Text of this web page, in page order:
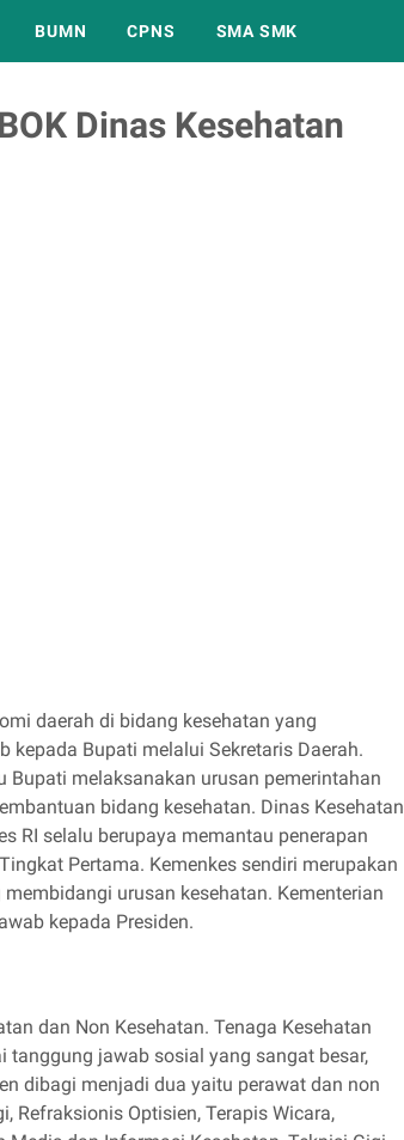
BUMN CPNS SMA SMK
Dinas Kesehatan
daerah di bidang kesehatan yang
kepada Bupati melalui Sekretaris Daerah.
melaksanakan urusan pemerintahan
bidang kesehatan. Dinas Kesehatan
RI selalu berupaya memantau penerapan
Pertama. Kemenkes sendiri merupakan
urusan kesehatan. Kementerian
kepada Presiden.
dan Non Kesehatan. Tenaga Kesehatan
jawab sosial yang sangat besar,
dibagi menjadi dua yaitu perawat dan non
Refraksionis Optisien, Terapis Wicara,